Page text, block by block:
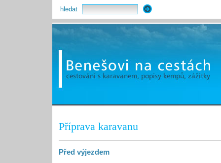
hledat
Příprava karavanu
Před výjezdem